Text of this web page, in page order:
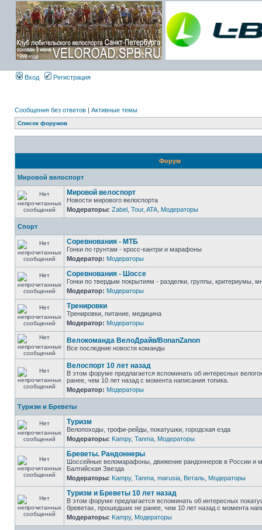
Вход Регистрация
Сообщения без ответов | Активные темы
Список форумов
Форум
Мировой велоспорт
Мировой велоспорт
Новости мирового велоспорта
Модераторы: Zabel Tour, ATA Модераторы
Спорт
Соревнования - МТБ
Гонки по грунтам - кросс-кантри и марафоны
Модератор: Модераторы
Соревнования - Шоссе
Гонки по твердым покрытиям - разделки, группы, критериумы,
Модератор: Модераторы
Тренировки
Тренировки, питание, медицина
Модератор: Модераторы
Велокоманда ВелоДрайв/BonanZanon
Все последние новости команды
Велоспорт 10 лет назад
В этом форуме предлагается вспоминать об интересных
ранее, чем 10 лет назад с момента написания топика.
Модератор: Модераторы
Туризм и Бреветы
Туризм
Велопоходы, трофи-рейды, покатушки, городская езда
Модераторы: Kampy, Tanma Модераторы
Бреветы. Рандоннеры
Шоссейные веломарафоны, движение рандоннеров в России и
Балтийская Звезда
Модераторы: Kampy, Tanma marusia Веталь Модераторы
Туризм и Бреветы 10 лет назад
В этом форуме предлагается вспоминать об интересных
бреветах, прошедших не ранее, чем 10 лет назад с момента
Модераторы: Kampy, Модераторы